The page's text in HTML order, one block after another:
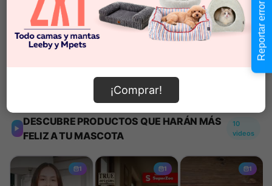
Añadir al carrito
¡Comprar!
Reportar error